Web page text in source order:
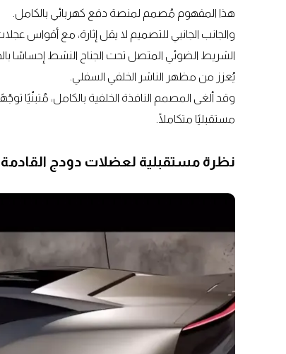
هذا المفهوم مُصمم لمنصة دفع كهربائي بالكامل.
والجانب الجانبي للتصميم لا يقل إثارة، مع أقواس
الشريط الضوئي المتصل تحت الجناح النشط إحساسًا
يُعزز من مظهر الناشر الخلفي السفلي.
وقد ألغى المصمم النافذة الخلفية بالكامل، مُتبنّيًا
مستقبليًا متكاملًا.
نظرة مستقبلية لعضلات دودج القادمة